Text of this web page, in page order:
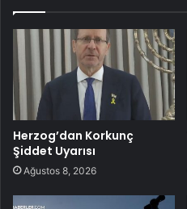
Herzog’dan Korkunç
Şiddet Uyarısı
Ağustos 8, 2026